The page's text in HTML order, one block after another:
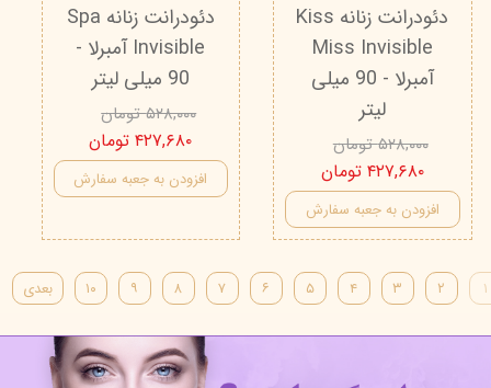
دئودرانت زنانه Kiss
Miss Invisible
آمبرلا - 90 میلی
لیتر
۵۲۸,۰۰۰ تومان
۴۲۷,۶۸۰ تومان
افزودن به جعبه سفارش
دئودرانت زنانه Spa
Invisible آمبرلا -
90 میلی لیتر
۵۲۸,۰۰۰ تومان
۴۲۷,۶۸۰ تومان
افزودن به جعبه سفارش
۱ ۲ ۳ ۴ ۵ ۶ ۷ ۸ ۹ ۱۰ بعدی